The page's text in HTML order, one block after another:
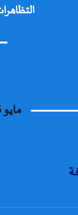
مايو 2026